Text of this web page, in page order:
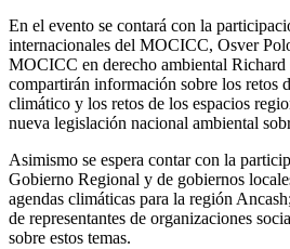
En el evento se contará con la
internacionales del MOCICC, Osver
MOCICC en derecho ambiental Richard
compartirán información sobre los retos
climático y los retos de los espacios
nueva legislación nacional ambiental
Asimismo se espera contar con la
Gobierno Regional y de gobiernos
agendas climáticas para la región
de representantes de organizaciones
sobre estos temas.